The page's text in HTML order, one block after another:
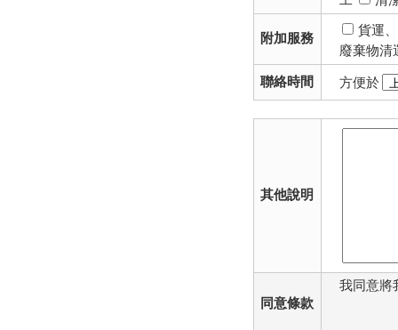
附加服務
貨運
廢棄物
聯絡時間 方便於
其他說明
同意條款
我同意將